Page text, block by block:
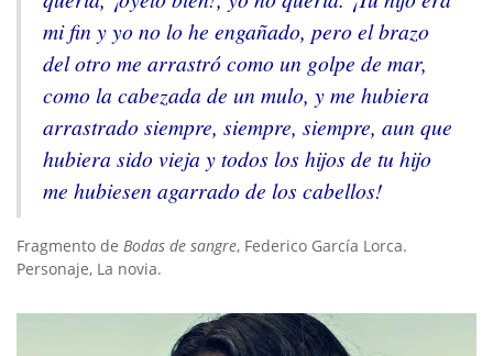
mi fin y yo no lo he engañado, pero el brazo
del otro me arrastró como un golpe de mar,
como la cabezada de un mulo, y me hubiera
arrastrado siempre, siempre, siempre, aun que
hubiera sido vieja y todos los hijos de tu hijo
me hubiesen agarrado de los cabellos!
Fragmento de Bodas de sangre, Federico García Lorca.
Personaje, La novia.